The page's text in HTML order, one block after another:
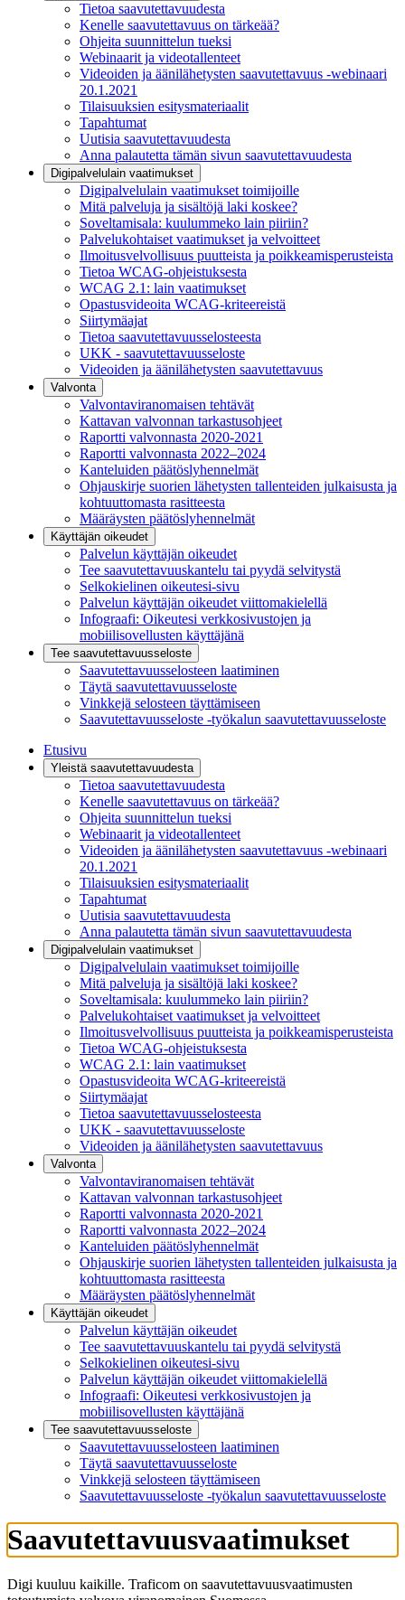
Tietoa saavutettavuudesta
Kenelle saavutettavuus on tärkeää?
Ohjeita suunnittelun tueksi
Webinaarit ja videotallenteet
Videoiden ja äänilähetysten saavutettavuus -webinaari
20.1.2021
Tilaisuuksien esitysmateriaalit
Tapahtumat
Uutisia saavutettavuudesta
Anna palautetta tämän sivun saavutettavuudesta
Digipalvelulain vaatimukset
Digipalvelulain vaatimukset toimijoille
Mitä palveluja ja sisältöjä laki koskee?
Soveltamisala: kuulummeko lain piiriin?
Palvelukohtaiset vaatimukset ja velvoitteet
Ilmoitusvelvollisuus puutteista ja poikkeamisperusteista
Tietoa WCAG-ohjeistuksesta
WCAG 2.1: lain vaatimukset
Opastusvideoita WCAG-kriteereistä
Siirtymäajat
Tietoa saavutettavuusselosteesta
UKK - saavutettavuusseloste
Videoiden ja äänilähetysten saavutettavuus
Valvonta
Valvontaviranomaisen tehtävät
Kattavan valvonnan tarkastusohjeet
Raportti valvonnasta 2020-2021
Raportti valvonnasta 2022–2024
Kanteluiden päätöslyhennelmät
Ohjauskirje suorien lähetysten tallenteiden julkaisusta ja
kohtuuttomasta rasitteesta
Määräysten päätöslyhennelmät
Käyttäjän oikeudet
Palvelun käyttäjän oikeudet
Tee saavutettavuuskantelu tai pyydä selvitystä
Selkokielinen oikeutesi-sivu
Palvelun käyttäjän oikeudet viittomakielellä
Infograafi: Oikeutesi verkkosivustojen ja
mobiilisovellusten käyttäjänä
Tee saavutettavuusseloste
Saavutettavuus­selosteen laatiminen
Täytä saavutettavuusseloste
Vinkkejä selosteen täyttämiseen
Saavutettavuusseloste -työkalun saavutettavuusseloste
Etusivu
Yleistä saavutettavuudesta
Tietoa saavutettavuudesta
Kenelle saavutettavuus on tärkeää?
Ohjeita suunnittelun tueksi
Webinaarit ja videotallenteet
Videoiden ja äänilähetysten saavutettavuus -webinaari
20.1.2021
Tilaisuuksien esitysmateriaalit
Tapahtumat
Uutisia saavutettavuudesta
Anna palautetta tämän sivun saavutettavuudesta
Digipalvelulain vaatimukset
Digipalvelulain vaatimukset toimijoille
Mitä palveluja ja sisältöjä laki koskee?
Soveltamisala: kuulummeko lain piiriin?
Palvelukohtaiset vaatimukset ja velvoitteet
Ilmoitusvelvollisuus puutteista ja poikkeamisperusteista
Tietoa WCAG-ohjeistuksesta
WCAG 2.1: lain vaatimukset
Opastusvideoita WCAG-kriteereistä
Siirtymäajat
Tietoa saavutettavuusselosteesta
UKK - saavutettavuusseloste
Videoiden ja äänilähetysten saavutettavuus
Valvonta
Valvontaviranomaisen tehtävät
Kattavan valvonnan tarkastusohjeet
Raportti valvonnasta 2020-2021
Raportti valvonnasta 2022–2024
Kanteluiden päätöslyhennelmät
Ohjauskirje suorien lähetysten tallenteiden julkaisusta ja
kohtuuttomasta rasitteesta
Määräysten päätöslyhennelmät
Käyttäjän oikeudet
Palvelun käyttäjän oikeudet
Tee saavutettavuuskantelu tai pyydä selvitystä
Selkokielinen oikeutesi-sivu
Palvelun käyttäjän oikeudet viittomakielellä
Infograafi: Oikeutesi verkkosivustojen ja
mobiilisovellusten käyttäjänä
Tee saavutettavuusseloste
Saavutettavuus­selosteen laatiminen
Täytä saavutettavuusseloste
Vinkkejä selosteen täyttämiseen
Saavutettavuusseloste -työkalun saavutettavuusseloste
Saavutettavuusvaatimukset
Digi kuuluu kaikille. Traficom on saavutettavuusvaatimusten